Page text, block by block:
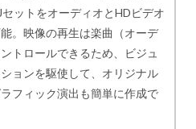
ットをオーディオとHDビデオ
。映像の再生は楽曲（オーデ
トロールできるため、ビジュ
ョンを駆使して、オリジナル
フィック演出も簡単に作成で